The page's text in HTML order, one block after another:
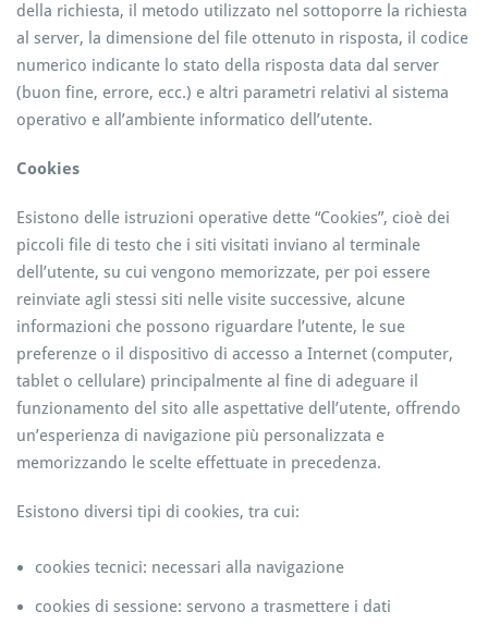
della richiesta, il metodo utilizzato nel sottoporre la richiesta
al server, la dimensione del file ottenuto in risposta, il codice
numerico indicante lo stato della risposta data dal server
(buon fine, errore, ecc.) e altri parametri relativi al sistema
operativo e all’ambiente informatico dell’utente.
Cookies
Esistono delle istruzioni operative dette “Cookies”, cioè dei
piccoli file di testo che i siti visitati inviano al terminale
dell’utente, su cui vengono memorizzate, per poi essere
reinviate agli stessi siti nelle visite successive, alcune
informazioni che possono riguardare l’utente, le sue
preferenze o il dispositivo di accesso a Internet (computer,
tablet o cellulare) principalmente al fine di adeguare il
funzionamento del sito alle aspettative dell’utente, offrendo
un’esperienza di navigazione più personalizzata e
memorizzando le scelte effettuate in precedenza.
Esistono diversi tipi di cookies, tra cui:
cookies tecnici: necessari alla navigazione
cookies di sessione: servono a trasmettere i dati